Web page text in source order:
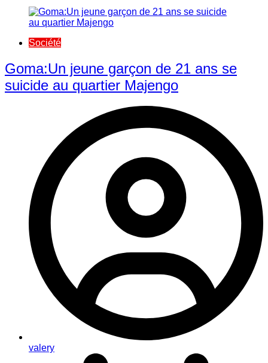
Société
Goma:Un jeune garçon de 21 ans se
suicide au quartier Majengo
valery